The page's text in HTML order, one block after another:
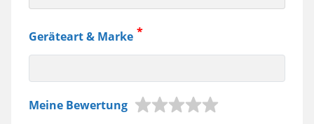
Geräteart & Marke
Jura
Meine Bewertung